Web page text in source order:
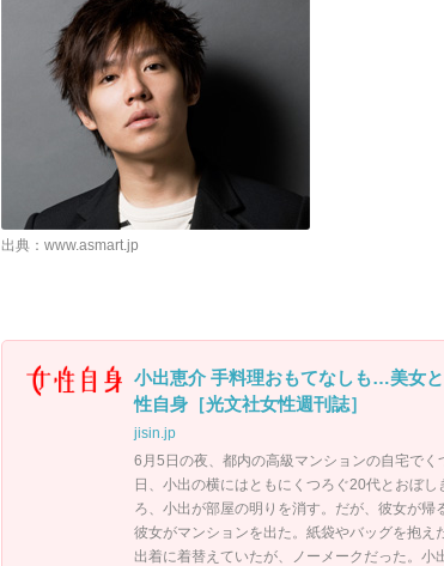
出典：www.asmart.jp
小出恵介 手料理おもてなしも…美女
性自身［光文社女性週刊誌］
jisin.jp
6月5日の夜、都内の高級マンションの自宅で
日、小出の横にはともにくつろぐ20代とおぼ
ろ、小出が部屋の明りを消す。だが、彼女が
彼女がマンションを出た。紙袋やバッグを抱え
出着に着替えていたが、ノーメークだった。